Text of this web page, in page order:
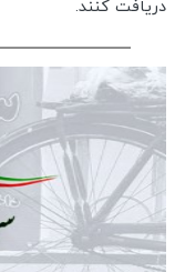
دریافت کنند.